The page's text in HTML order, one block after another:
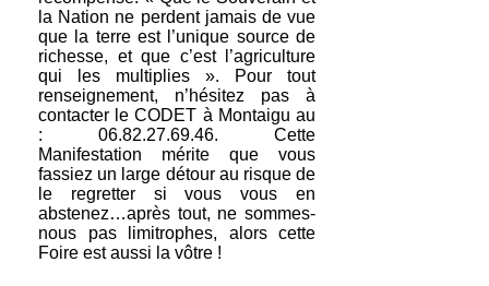
la Nation ne perdent jamais de vue
que la terre est l’unique source de
richesse, et que c’est l’agriculture
qui les multiplies ». Pour tout
renseignement, n’hésitez pas à
contacter le CODET à Montaigu au
: 06.82.27.69.46. Cette
Manifestation mérite que vous
fassiez un large détour au risque de
le regretter si vous vous en
abstenez…après tout, ne sommes-
nous pas limitrophes, alors cette
Foire est aussi la vôtre !